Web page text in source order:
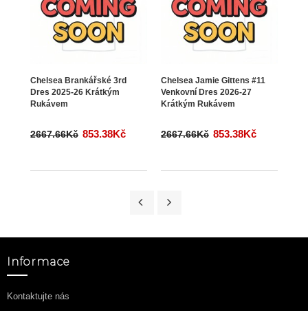
Chelsea Brankářské 3rd
Dres 2025-26 Krátkým
Rukávem
2667.66Kč 853.38Kč
Chelsea Jamie Gittens #11
Venkovní Dres 2026-27
Krátkým Rukávem
2667.66Kč 853.38Kč
Informace
Kontaktujte nás